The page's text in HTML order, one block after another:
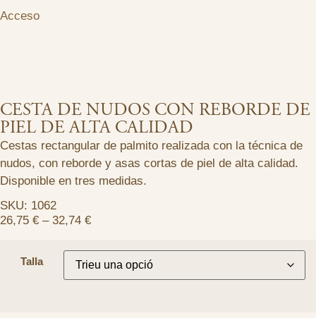
Acceso
CESTA DE NUDOS CON REBORDE DE
PIEL DE ALTA CALIDAD
Cestas rectangular de palmito realizada con la técnica de
nudos, con reborde y asas cortas de piel de alta calidad.
Disponible en tres medidas.
SKU: 1062
26,75 € – 32,74 €
Talla